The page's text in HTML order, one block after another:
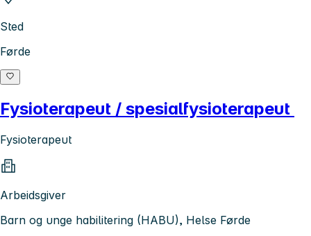
Sted
Førde
Fysioterapeut / spesialfysioterapeut
Fysioterapeut
Arbeidsgiver
Barn og unge habilitering (HABU), Helse Førde